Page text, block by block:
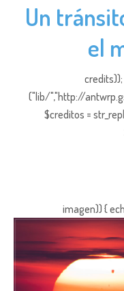
Un
el
("lib/","http://
$creditos =
imagen)) {